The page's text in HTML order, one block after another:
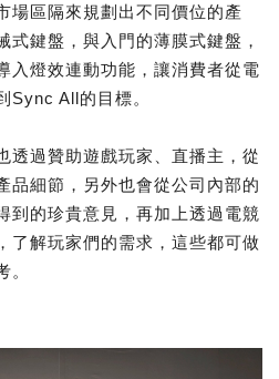
場區隔來規劃出不同價位的產
式鍵盤，與入門的薄膜式鍵盤，
入燈效連動功能，讓消費者從電
Sync All的目標。
透過贊助遊戲玩家、直播主，從
品細節，另外也會從公司內部的
到的珍貴意見，再加上透過電競
了解玩家們的需求，這些都可做
。